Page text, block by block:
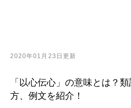
2020年01月23日更新
「以心伝心」の意味とは？
方、例文を紹介！